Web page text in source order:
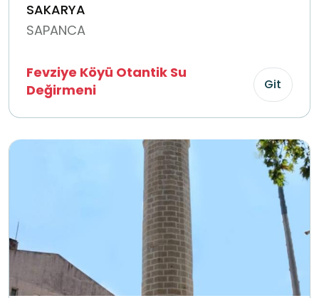
SAKARYA
SAPANCA
Fevziye Köyü Otantik Su
Değirmeni
Git